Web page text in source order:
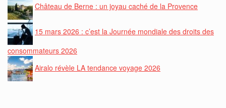
Château de Berne : un joyau caché de la Provence
15 mars 2026 : c’est la Journée mondiale des droits des
consommateurs 2026
Airalo révèle LA tendance voyage 2026